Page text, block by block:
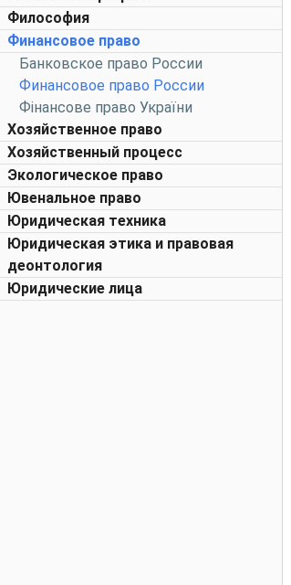
Философия
Финансовое право
Банковское право России
Финансовое право России
Фінансове право України
Хозяйственное право
Хозяйственный процесс
Экологическое право
Ювенальное право
Юридическая техника
Юридическая этика и правовая
деонтология
Юридические лица